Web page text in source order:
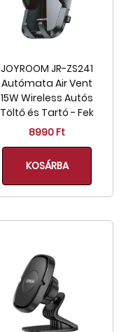
JOYROOM JR-ZS241
Autómata Air Vent
15W Wireless Autós
Töltő és Tartó - Fek
8990 Ft
KOSÁRBA